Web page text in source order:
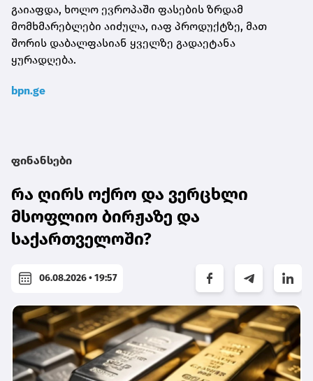
გაიაფდა, ხოლო ევროპაში ფასების ზრდამ
მომხმარებლები აიძულა, იაფ პროდუქტზე, მათ
შორის დაბალფასიან ყველზე გადაეტანა
ყურადღება.
bpn.ge
ფინანსები
რა ღირს ოქრო და ვერცხლი
მსოფლიო ბირჟაზე და
საქართველოში?
06.08.2026 • 19:57